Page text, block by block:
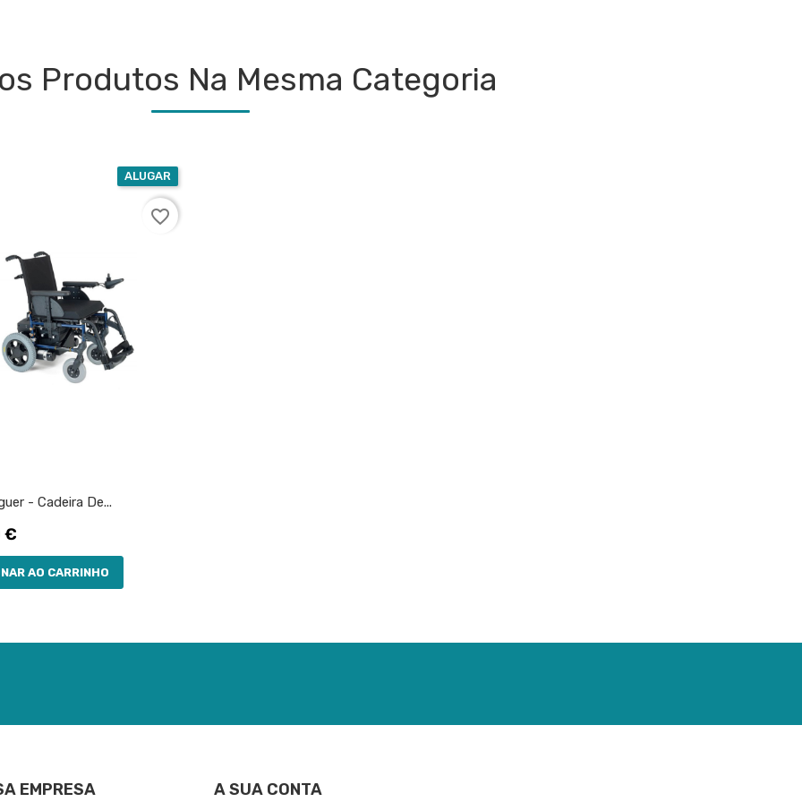
Produtos Na Mesma Categoria
ALUGAR
favorite_border
- Cadeira De...
€
AO CARRINHO
EMPRESA A SUA CONTA